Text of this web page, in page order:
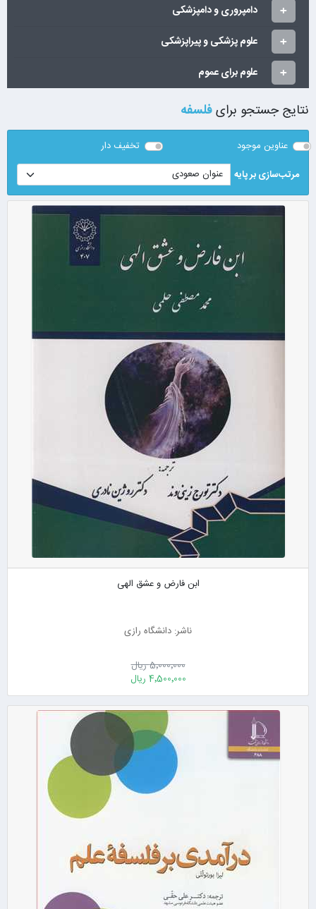
دامپروری و دامپزشکی
علوم پزشکی و پیراپزشکی
علوم برای عموم
نتایج جستجو برایفلسفه
عناوین موجود
تخفیف دار
مرتب‌سازی بر پایه
ابن فارض و عشق الهی
ناشر: دانشگاه رازی
5٬000٬000 ریال
4٬500٬000 ریال